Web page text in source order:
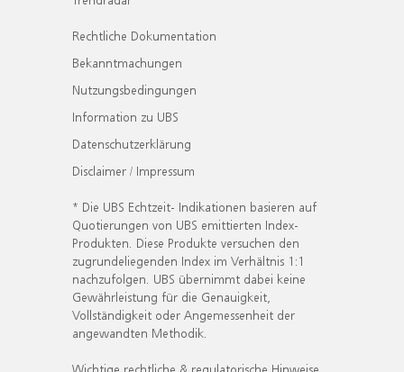
Rechtliche Dokumentation
Bekanntmachungen
Nutzungsbedingungen
Information zu UBS
Datenschutzerklärung
Disclaimer / Impressum
* Die UBS Echtzeit- Indikationen basieren auf
Quotierungen von UBS emittierten Index-
Produkten. Diese Produkte versuchen den
zugrundeliegenden Index im Verhältnis 1:1
nachzufolgen. UBS übernimmt dabei keine
Gewährleistung für die Genauigkeit,
Vollständigkeit oder Angemessenheit der
angewandten Methodik.